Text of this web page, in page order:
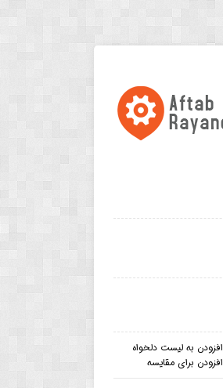
افزودن به لیست دلخواه
افزودن برای مقایسه